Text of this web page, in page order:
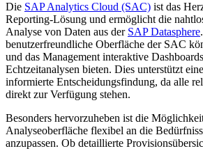
Die SAP Analytics Cloud (SAC) ist das
Reporting-Lösung und ermöglicht die
Analyse von Daten aus der SAP Datasphere
benutzerfreundliche Oberfläche der SAC
und das Management interaktive
Echtzeitanalysen bieten. Dies unterstützt
informierte Entscheidungsfindung, da alle
direkt zur Verfügung stehen.
Besonders hervorzuheben ist die
Analyseoberfläche flexibel an die
anzupassen. Ob detaillierte